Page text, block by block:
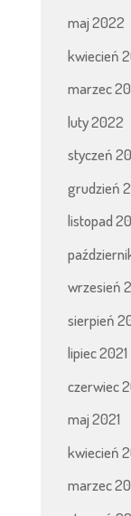
maj 2022
kwiecień
marzec
luty 2022
styczeń
grudzień
listopad
wrzesień
sierpień
lipiec 2021
czerwiec
maj 2021
kwiecień
marzec